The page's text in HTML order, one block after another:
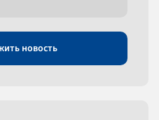
новость